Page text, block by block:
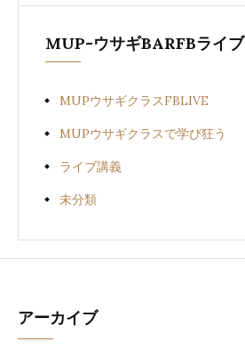
MUP-ウサギBARFBライブ
MUPウサギクラスFBLIVE
MUPウサギクラスで学び狂う
ライブ講義
未分類
アーカイブ